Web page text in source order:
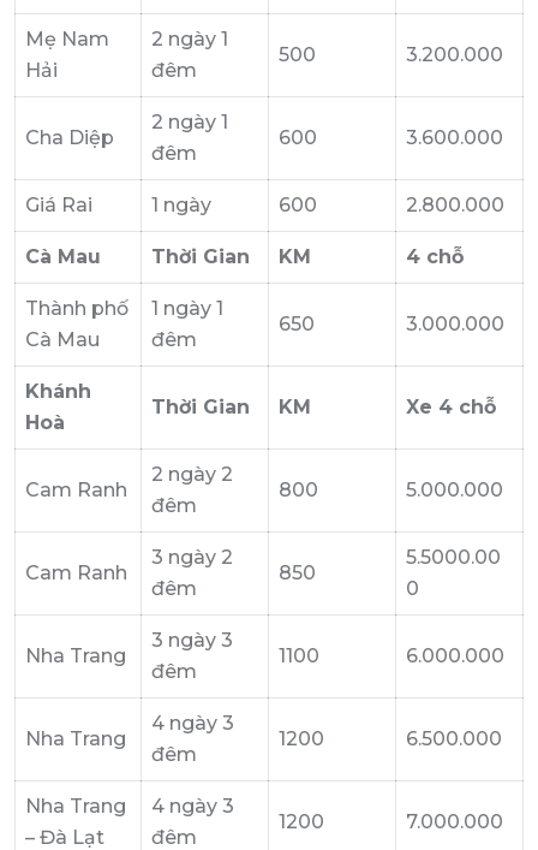
Mẹ Nam
Hải
2 ngày 1
đêm
500 3.200.000
Cha Diệp
2 ngày 1
đêm
600 3.600.000
Giá Rai 1 ngày 600 2.800.000
Cà Mau Thời Gian KM 4 chỗ
Thành phố
Cà Mau
1 ngày 1
đêm
650 3.000.000
Khánh
Hoà
Thời Gian KM Xe 4 chỗ
Cam Ranh
2 ngày 2
đêm
800 5.000.000
Cam Ranh
3 ngày 2
đêm
850
5.5000.00
0
Nha Trang
3 ngày 3
đêm
1100 6.000.000
Nha Trang
4 ngày 3
đêm
1200 6.500.000
Nha Trang
– Đà Lạt
4 ngày 3
đêm
1200 7.000.000